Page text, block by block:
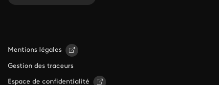
Mentions légales
Gestion des traceurs
Espace de confidentialité